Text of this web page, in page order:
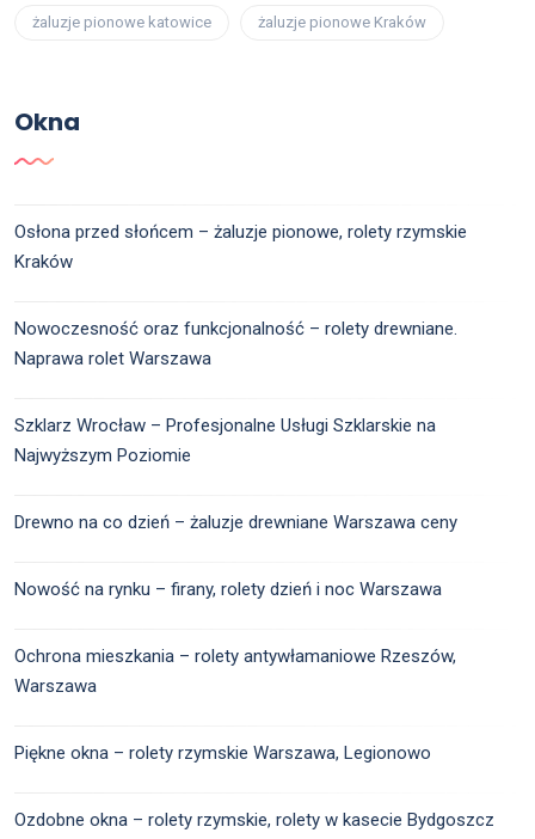
żaluzje pionowe katowice żaluzje pionowe Kraków
Okna
Osłona przed słońcem – żaluzje pionowe, rolety rzymskie
Kraków
Nowoczesność oraz funkcjonalność – rolety drewniane.
Naprawa rolet Warszawa
Szklarz Wrocław – Profesjonalne Usługi Szklarskie na
Najwyższym Poziomie
Drewno na co dzień – żaluzje drewniane Warszawa ceny
Nowość na rynku – firany, rolety dzień i noc Warszawa
Ochrona mieszkania – rolety antywłamaniowe Rzeszów,
Warszawa
Piękne okna – rolety rzymskie Warszawa, Legionowo
Ozdobne okna – rolety rzymskie, rolety w kasecie Bydgoszcz